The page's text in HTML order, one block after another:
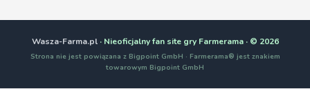
Wasza-Farma.pl· Nieoficjalny fan site gry Farmerama · © 2026
Strona nie jest powiązana z Bigpoint GmbH · Farmerama® jest znakiem
towarowym Bigpoint GmbH